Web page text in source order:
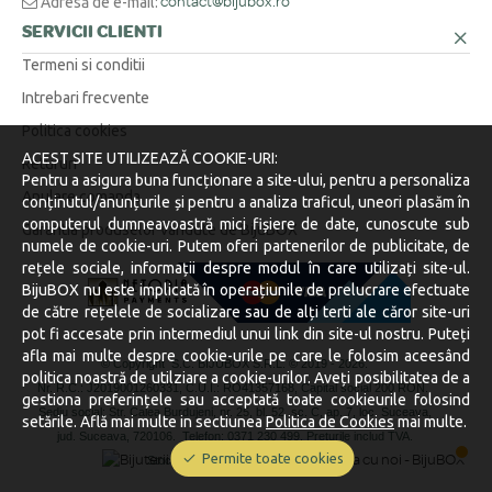
SERVICII CLIENTI
Termeni si conditii
Intrebari frecvente
Politica cookies
Retururi
Anulare comanda
Garantia produselor vandute de BijuBOX
© Copyright S.C. BIJUBOX S.R.L. © 2019 -2026.
Nr. R.C.: J2019001260331, C.U.I.: RO41357168, Capital social 200 RON.
Sediu social: Str. Calea Burdujeni, nr. 25, bl. 52, sc. C, ap. 7, loc. Suceava,
jud. Suceava, 720106.
Telefon: 0371 230 499. Preturile includ TVA.
Stocurile sunt afișate în timp real.
Permite toate cookies
ACEST SITE UTILIZEAZĂ COOKIE-URI:
Pentru a asigura buna funcționare a site-ului, pentru a personaliza
conținutul/anunțurile și pentru a analiza traficul, uneori plasăm în
computerul dumneavoastră mici fișiere de date, cunoscute sub
numele de cookie-uri. Putem oferi partenerilor de publicitate, de
rețele sociale, informații despre modul în care utilizați site-ul.
BijuBOX nu este implicată în operațiunile de prelucrare efectuate
de către rețelele de socializare sau de alți terti ale căror site-uri
pot fi accesate prin intermediul unui link din site-ul nostru. Puteți
afla mai multe despre cookie-urile pe care le folosim aceesând
politica noastră de utilziare a cookie-urilor. Aveți posibilitatea de a
gestiona preferințele sau acceptată toate cookieurile folosind
setările. Află mai multe in sectiunea Politica de Cookiesmai multe.